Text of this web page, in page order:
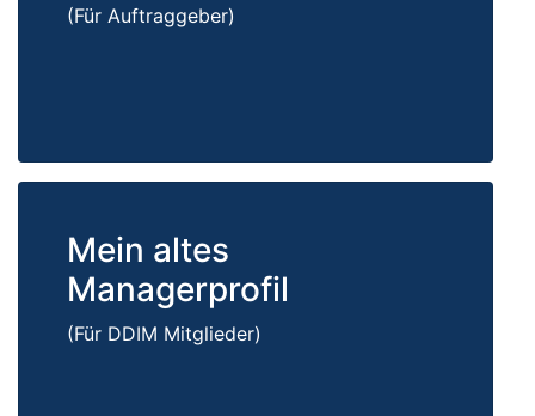
(Für Auftraggeber)
Mein altes
Managerprofil
(Für DDIM Mitglieder)